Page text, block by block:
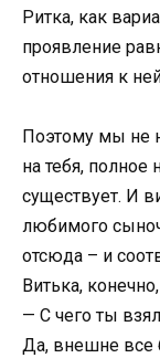
Ритка, как
проявление
отношения к
Поэтому мы не
на тебя, полное
существует. И
любимого
отсюда – и
Витька,
— С чего ты
Да, внешне все